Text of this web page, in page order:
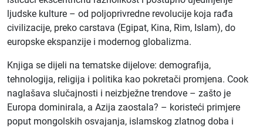
ljudske kulture – od poljoprivredne revolucije koja rađa
civilizacije, preko carstava (Egipat, Kina, Rim, Islam), do
europske ekspanzije i modernog globalizma.
Knjiga se dijeli na tematske dijelove: demografija,
tehnologija, religija i politika kao pokretači promjena. Cook
naglašava slučajnosti i neizbježne trendove – zašto je
Europa dominirala, a Azija zaostala? – koristeći primjere
poput mongolskih osvajanja, islamskog zlatnog doba i